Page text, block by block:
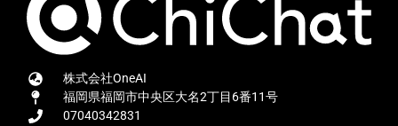
株式会社OneAI
福岡県福岡市中央区大名2丁目6番11号
07040342831